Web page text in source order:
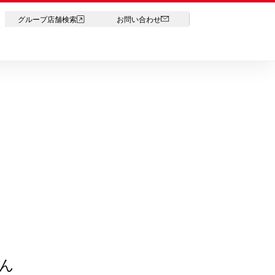
グループ店舗検索 お問い合わせ